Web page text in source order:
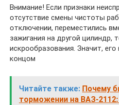
Внимание! Если признаки
отсутствие смены чистоты
отключении, переместились
зажигания на другой цилиндр,
искрообразования. Значит,
концом
Читайте также: Почему
торможении на ВАЗ-